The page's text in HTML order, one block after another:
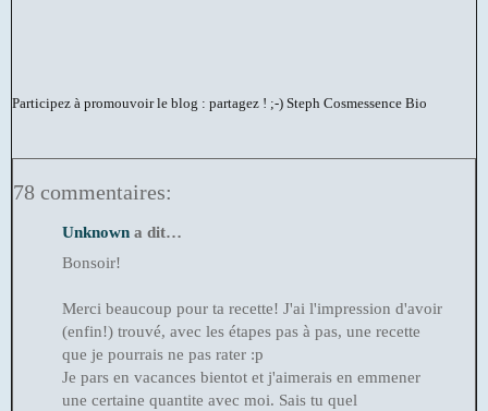
Participez à promouvoir le blog : partagez ! ;-) Steph Cosmessence Bio
78 commentaires:
Unknown a dit…
Bonsoir!
Merci beaucoup pour ta recette! J'ai l'impression d'avoir
(enfin!) trouvé, avec les étapes pas à pas, une recette
que je pourrais ne pas rater :p
Je pars en vacances bientot et j'aimerais en emmener
une certaine quantite avec moi. Sais tu quel